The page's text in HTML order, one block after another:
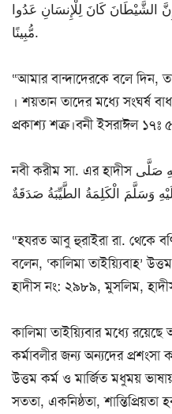
الشَّيْطَانَ كَانَ لِلْإِنسَانِ عَدُوا
مُّبِينًا.
“আমার বান্দাদেরকে বলে দিন,
। শয়তান তাদের মধ্যে সংঘর্ষ
প্রকাশ্য শত্রু।বনী ইসরাঈল ১৭ঃ
নবী করীম সা. এর হাদীস أَبِي هُرَيْرَةَ قَالَ قَالَ رَسُولُ اللهِ صَلَّى
“হযরত আবু হুরাইরা রা. থেকে
বলেন, ‘কালিমা তাইয়্যিবাহ’
হাদীস নং: ২৯৮৯, মুসলিম,
কালিমা তাইয়্যিবার মধ্যে
কর্মাবলীর জন্য অন্যদের
উত্তম কর্ম ও মার্জিত মধুময়
সততা, একনিষ্ঠতা, শান্তিপ্রিয়তা